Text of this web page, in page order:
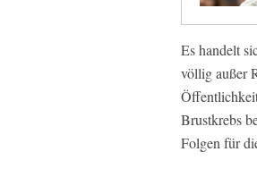
Es handelt
völlig außer
Brustkrebs
Folgen für